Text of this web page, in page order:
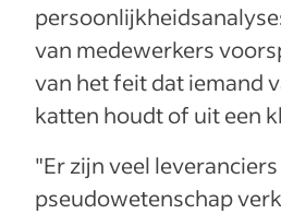
van medewerkers
van het feit dat iemand
katten houdt of uit een
"Er zijn veel
pseudowetenschap